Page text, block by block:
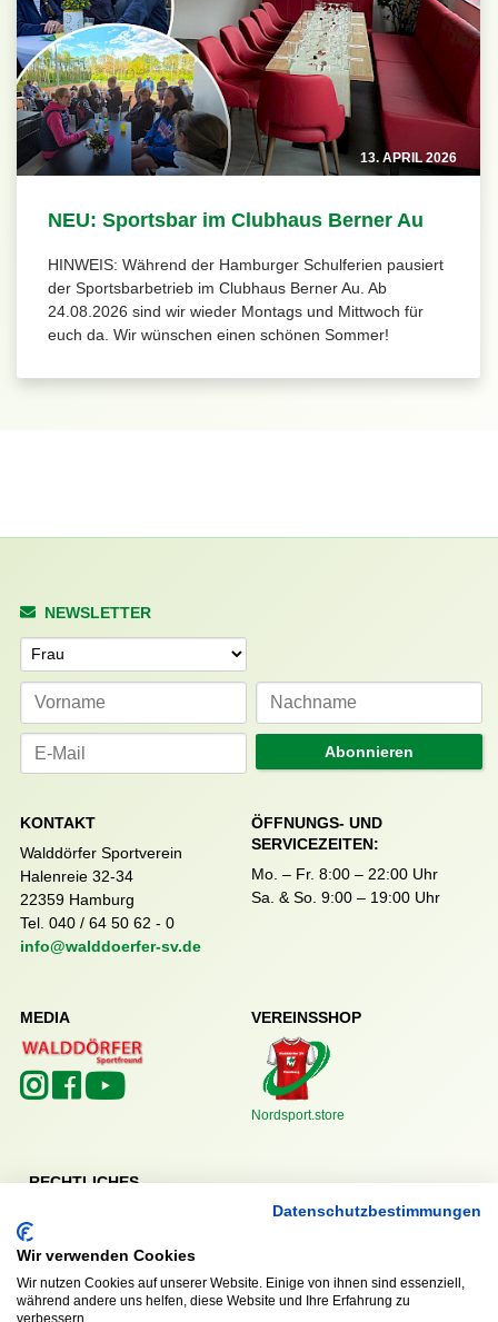
13. APRIL 2026
NEU: Sportsbar im Clubhaus Berner Au
HINWEIS: Während der Hamburger Schulferien pausiert
der Sportsbarbetrieb im Clubhaus Berner Au. Ab
24.08.2026 sind wir wieder Montags und Mittwoch für
euch da. Wir wünschen einen schönen Sommer!
NEWSLETTER
Anrede
Abonnieren
KONTAKT
Walddörfer Sportverein
Halenreie 32-34
22359 Hamburg
Tel. 040 / 64 50 62 - 0
info@walddoerfer-sv.de
ÖFFNUNGS- UND
SERVICEZEITEN:
Mo. – Fr. 8:00 – 22:00 Uhr
Sa. & So. 9:00 – 19:00 Uhr
MEDIA VEREINSSHOP
Nordsport.store
RECHTLICHES
Datenschutzerklärung
Datenschutzbestimmungen
Wir verwenden Cookies
Wir nutzen Cookies auf unserer Website. Einige von ihnen sind essenziell,
während andere uns helfen, diese Website und Ihre Erfahrung zu
verbessern.